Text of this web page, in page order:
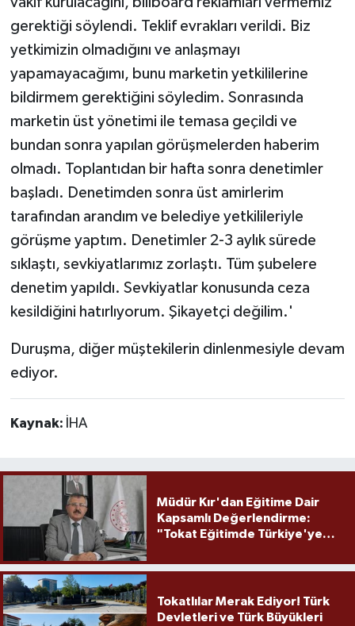
gerektiği söylendi. Teklif evrakları verildi. Biz
yetkimizin olmadığını ve anlaşmayı
yapamayacağımı, bunu marketin yetkililerine
bildirmem gerektiğini söyledim. Sonrasında
marketin üst yönetimi ile temasa geçildi ve
bundan sonra yapılan görüşmelerden haberim
olmadı. Toplantıdan bir hafta sonra denetimler
başladı. Denetimden sonra üst amirlerim
tarafından arandım ve belediye yetkilileriyle
görüşme yaptım. Denetimler 2-3 aylık sürede
sıklaştı, sevkiyatlarımız zorlaştı. Tüm şubelere
denetim yapıldı. Sevkiyatlar konusunda ceza
kesildiğini hatırlıyorum. Şikayetçi değilim.'
Duruşma, diğer müştekilerin dinlenmesiyle devam
ediyor.
Kaynak: İHA
Müdür Kır'dan Eğitime Dair
Kapsamlı Değerlendirme:
"Tokat Eğitimde Türkiye'ye
Tokatlılar Merak Ediyor! Türk
Devletleri ve Türk Büyükleri